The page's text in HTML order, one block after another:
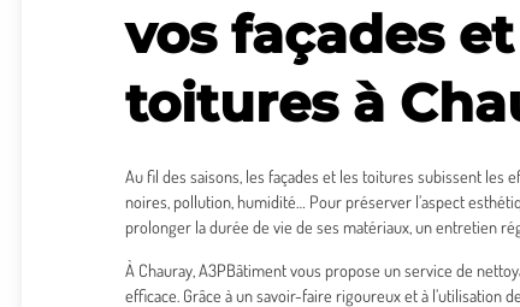
vos façades et
toitures à
Au fil des saisons, les façades et les toitures subissent les
noires, pollution, humidité… Pour préserver l’aspect
prolonger la durée de vie de ses matériaux, un entretien
À Chauray, A3PBâtiment vous propose un service de
efficace. Grâce à un savoir-faire rigoureux et à l’utilisation